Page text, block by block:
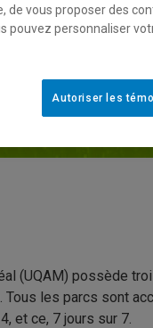
(UQAM) possède
Tous les parcs sont
et ce, 7 jours sur 7.
de vous proposer des
pouvez personnaliser
Autoriser les